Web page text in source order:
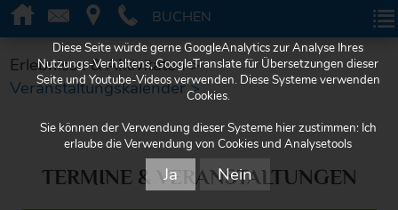
BUCHENBUCHEN
Erlebnisse & Aktivitäten >
Veranstaltungskalender >
TERMINE & VERANSTALTUNGEN
Diese Seite würde gerne GoogleAnalytics zur Analyse Ihres
Nutzungs-Verhaltens, GoogleTranslate für Übersetzungen dieser
Seite und Youtube-Videos verwenden. Diese Systeme verwenden
Cookies.
Sie können der Verwendung dieser Systeme hier zustimmen: Ich
erlaube die Verwendung von Cookies und Analysetools
Ja Nein